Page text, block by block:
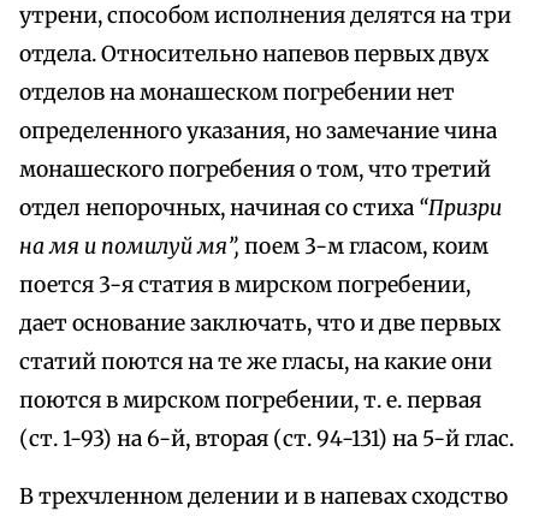
утрени, способом исполнения делятся на три
отдела. Относительно напевов первых двух
отделов на монашеском погребении нет
определенного указания, но замечание чина
монашеского погребения о том, что третий
отдел непорочных, начиная со стиха “Призри
на мя и помилуй мя”, поем 3-м гласом, коим
поется 3-я статия в мирском погребении,
дает основание заключать, что и две первых
статий поются на те же гласы, на какие они
поются в мирском погребении, т. е. первая
(ст. 1-93) на 6-й, вторая (ст. 94-131) на 5-й глас.
В трехчленном делении и в напевах сходство